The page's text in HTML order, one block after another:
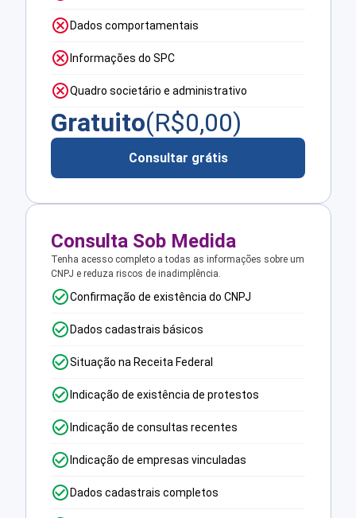
Dados comportamentais
Informações do SPC
Quadro societário e administrativo
Gratuito(R$0,00)
Consultar grátis
Consulta Sob Medida
Tenha acesso completo a todas as informações sobre um
CNPJ e reduza riscos de inadimplência.
Confirmação de existência do CNPJ
Dados cadastrais básicos
Situação na Receita Federal
Indicação de existência de protestos
Indicação de consultas recentes
Indicação de empresas vinculadas
Dados cadastrais completos